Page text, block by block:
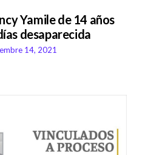
Yamile de 14 años
desaparecida
14, 2021